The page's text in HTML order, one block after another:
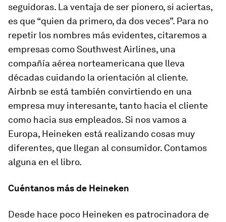
seguidoras. La ventaja de ser pionero, si aciertas,
es que “quien da primero, da dos veces”. Para no
repetir los nombres más evidentes, citaremos a
empresas como Southwest Airlines, una
compañía aérea norteamericana que lleva
décadas cuidando la orientación al cliente.
Airbnb se está también convirtiendo en una
empresa muy interesante, tanto hacia el cliente
como hacia sus empleados. Si nos vamos a
Europa, Heineken está realizando cosas muy
diferentes, que llegan al consumidor. Contamos
alguna en el libro.
Cuéntanos más de Heineken
Desde hace poco Heineken es patrocinadora de